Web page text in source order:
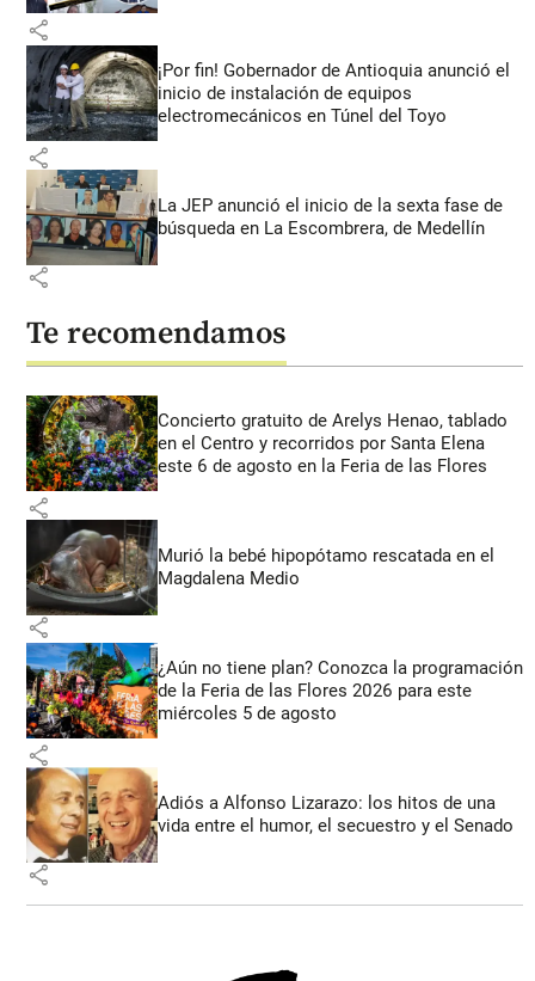
share
¡Por fin! Gobernador de Antioquia anunció el
inicio de instalación de equipos
electromecánicos en Túnel del Toyo
share
La JEP anunció el inicio de la sexta fase de
búsqueda en La Escombrera, de Medellín
share
Te recomendamos
Concierto gratuito de Arelys Henao, tablado
en el Centro y recorridos por Santa Elena
este 6 de agosto en la Feria de las Flores
share
Murió la bebé hipopótamo rescatada en el
Magdalena Medio
share
¿Aún no tiene plan? Conozca la programación
de la Feria de las Flores 2026 para este
miércoles 5 de agosto
share
Adiós a Alfonso Lizarazo: los hitos de una
vida entre el humor, el secuestro y el Senado
share